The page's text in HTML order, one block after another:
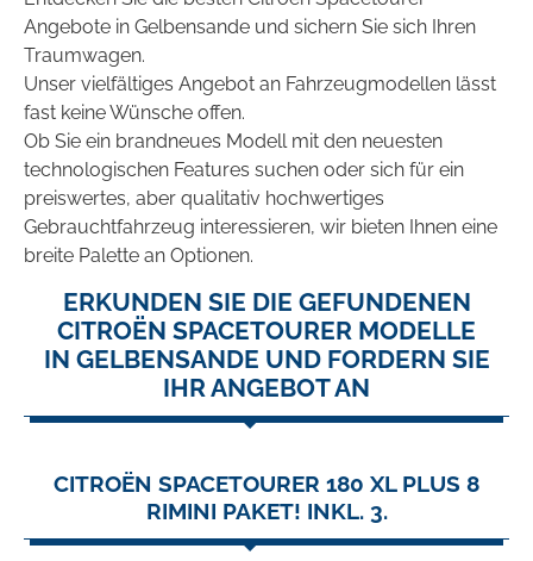
Angebote in Gelbensande und sichern Sie sich Ihren
Traumwagen.
Unser vielfältiges Angebot an Fahrzeugmodellen lässt
fast keine Wünsche offen.
Ob Sie ein brandneues Modell mit den neuesten
technologischen Features suchen oder sich für ein
preiswertes, aber qualitativ hochwertiges
Gebrauchtfahrzeug interessieren, wir bieten Ihnen eine
breite Palette an Optionen.
ERKUNDEN SIE DIE GEFUNDENEN
CITROËN SPACETOURER MODELLE
IN GELBENSANDE UND FORDERN SIE
IHR ANGEBOT AN
CITROËN SPACETOURER 180 XL PLUS 8
RIMINI PAKET! INKL. 3.